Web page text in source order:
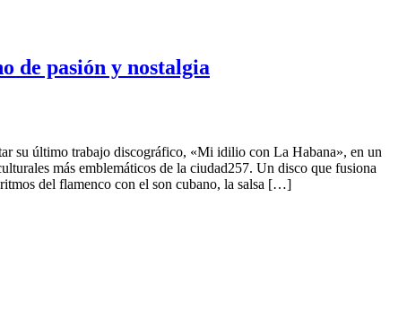
de pasión y nostalgia
su último trabajo discográfico, «Mi idilio con La Habana», en un
más emblemáticos de la ciudad257. Un disco que fusiona
del flamenco con el son cubano, la salsa […]